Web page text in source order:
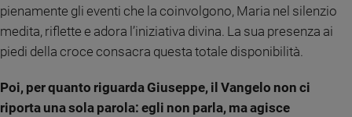
Cinema,
Tv
streaming
Musica
pienamente gli eventi che la coinvolgono, Maria nel silenzio
medita, riflette e adora l’iniziativa divina. La sua presenza ai
piedi della croce consacra questa totale disponibilità.
Poi, per quanto riguarda Giuseppe, il Vangelo non ci
riporta una sola parola: egli non parla, ma agisce